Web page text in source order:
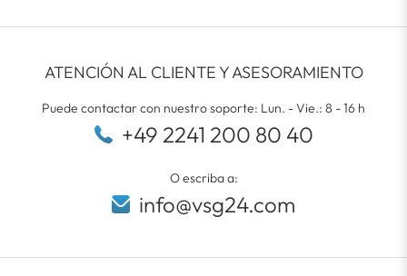
ATENCIÓN AL CLIENTE Y ASESORAMIENTO
Puede contactar con nuestro soporte: Lun. - Vie.: 8 - 16 h
+49 2241 200 80 40
O escriba a:
info@vsg24.com